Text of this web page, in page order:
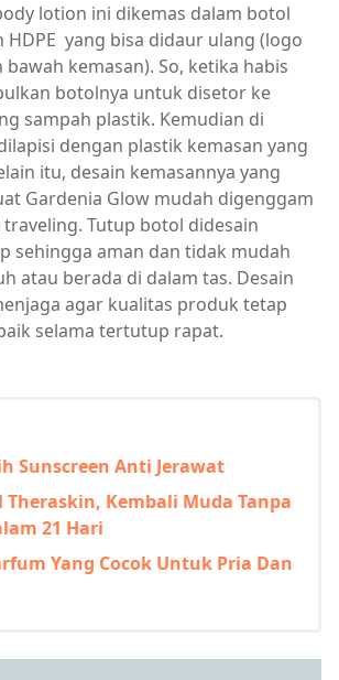
lotion ini dikemas dalam botol
HDPE yang bisa didaur ulang (logo
kemasan). So, ketika habis
botolnya untuk disetor ke
sampah plastik. Kemudian di
dengan plastik kemasan yang
itu, desain kemasannya yang
Gardenia Glow mudah digenggam
Tutup botol didesain
sehingga aman dan tidak mudah
atau berada di dalam tas. Desain
agar kualitas produk tetap
selama tertutup rapat.
Sunscreen Anti Jerawat
Theraskin, Kembali Muda Tanpa
21 Hari
Yang Cocok Untuk Pria Dan